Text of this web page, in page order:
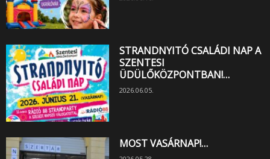
STRANDNYITÓ CSALÁDI NAP A
SZENTESI
ÜDÜLŐKÖZPONTBAN!…
2026.06.05.
MOST VASÁRNAP!…